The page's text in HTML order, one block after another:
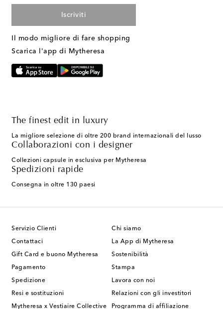
Iscriviti
Il modo migliore di fare shopping
Scarica l'app di Mytheresa
The finest edit in luxury
La migliore selezione di oltre 200 brand internazionali del lusso
Collaborazioni con i designer
Collezioni capsule in esclusiva per Mytheresa
Spedizioni rapide
Consegna in oltre 130 paesi
Servizio Clienti
Contattaci
Gift Card e buono Mytheresa
Pagamento
Spedizione
Resi e sostituzioni
Mytheresa x Vestiaire Collective
Chi siamo
La App di Mytheresa
Sostenibilità
Stampa
Lavora con noi
Relazioni con gli investitori
Programma di affiliazione